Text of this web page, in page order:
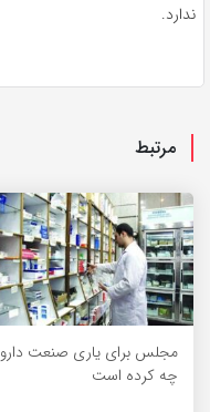
ندارد.
مرتبط
مجلس برای یاری صنعت دارو
چه کرده است